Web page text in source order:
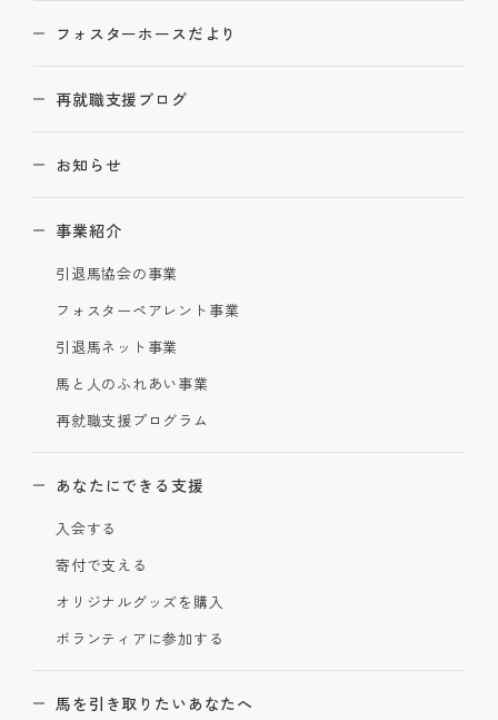
フォスターホースだより
再就職支援ブログ
お知らせ
事業紹介
引退馬協会の事業
フォスターペアレント事業
引退馬ネット事業
馬と人のふれあい事業
再就職支援プログラム
あなたにできる支援
入会する
寄付で支える
オリジナルグッズを購入
ボランティアに参加する
馬を引き取りたいあなたへ